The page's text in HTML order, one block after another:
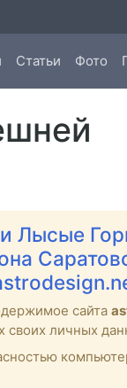
Статьи Фото
Лысые
сайта
своих личных